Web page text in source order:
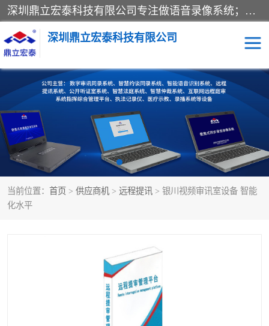
深圳鼎立宏泰科技有限公司专注做语音录像系统；主要服务有：约谈室同步录音录像系统、设计数字询问同步录音录像、数字约谈室同步录音录像、公开听证室、智慧庭审、智能语音识别转写、远程提讯（提审）、记录仪、远程指挥综合管理平台、录播系统等
深圳鼎立宏泰科技有限公司
当前位置： 首页 > 供应商机 > 远程提讯 > 银川视频审讯室设备 智能
化水平
同步录音录像设备 便携式审讯设备
数字法庭 听证室
远程提讯 语音识别